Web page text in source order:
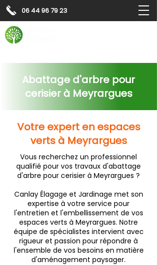
06 44 96 79 23
Abattage d'arbre pour
cerisier à Meyrargues
Votre expert en espaces
verts à Meyrargues
Vous recherchez un professionnel
qualifié pour vos travaux d'abattage
d'arbre pour cerisier à Meyrargues ?
Canlay Élagage et Jardinage met son
expertise à votre service pour
l'entretien et l'embellissement de vos
espaces verts à Meyrargues. Notre
équipe de spécialistes intervient avec
rigueur et passion pour répondre à
l'ensemble de vos besoins en matière
d'aménagement paysager.